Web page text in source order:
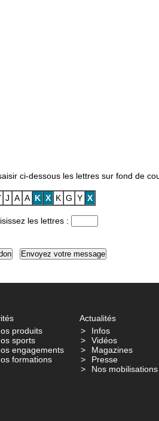
ci-dessous les lettres sur fond de
J A A K X K G Y X
les lettres :
produits
sports
engagements
formations
Actualités
Infos
Vidéos
Magazines
Presse
Nos mobilisations